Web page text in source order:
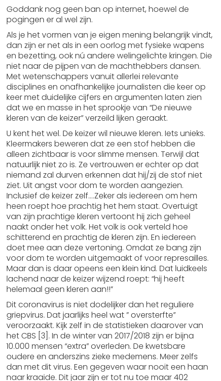
Goddank nog geen ban op internet, hoewel de
pogingen er al wel zijn.
Als je het vormen van je eigen mening belangrijk vindt,
dan zijn er net als in een oorlog met fysieke wapens
en bezetting, ook nú andere welingelichte kringen. Die
niet naar de pijpen van de machthebbers dansen.
Met wetenschappers vanuit allerlei relevante
disciplines en onafhankelijke journalisten die keer op
keer met duidelijke cijfers en argumenten laten zien
dat we en masse in het sprookje van “De nieuwe
kleren van de keizer” verzeild lijken geraakt.
U kent het wel. De keizer wil nieuwe kleren. Iets unieks.
Kleermakers beweren dat ze een stof hebben die
alleen zichtbaar is voor slimme mensen. Terwijl dat
natuurlijk niet zo is. Ze vertrouwen er echter op dat
niemand zal durven erkennen dat hij/zij de stof niet
ziet. Uit angst voor dom te worden aangezien.
Inclusief de keizer zelf….Zeker als iedereen om hem
heen roept hoe prachtig het hem staat. Overtuigt
van zijn prachtige kleren vertoont hij zich geheel
naakt onder het volk. Het volk is ook verteld hoe
schitterend en prachtig de kleren zijn. En iedereen
doet mee aan deze vertoning. Omdat ze bang zijn
voor dom te worden uitgemaakt of voor represailles.
Maar dan is daar opeens een klein kind. Dat luidkeels
lachend naar de keizer wijzend roept: “hij heeft
helemaal geen kleren aan!!”
Dit coronavirus is niet dodelijker dan het reguliere
griepvirus. Dat jaarlijks heel wat ” oversterfte”
veroorzaakt. Kijk zelf in de statistieken daarover van
het CBS [3]. In de winter van 2017/2018 zijn er bijna
10.000 mensen “extra” overleden. De kwetsbare
oudere en anderszins zieke medemens. Meer zelfs
dan met dit virus. Een gegeven waar nooit een haan
naar kraaide. Dit jaar zijn er tot nu toe maar 402